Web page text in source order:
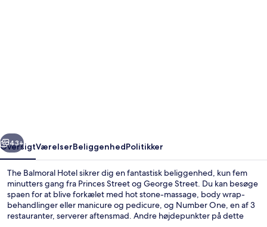
Næste
43+
OversigtVærelserBeliggenhedPolitikker
The Balmoral Hotel sikrer dig en fantastisk beliggenhed, kun fem
minutters gang fra Princes Street og George Street. Du kan besøge
spaen for at blive forkælet med hot stone-massage, body wrap-
behandlinger eller manicure og pedicure, og Number One, en af 3
restauranter, serverer aftensmad. Andre højdepunkter på dette